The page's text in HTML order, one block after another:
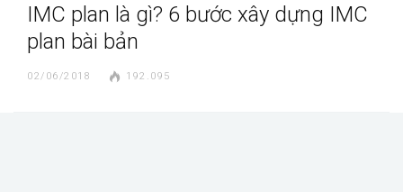
IMC plan là gì? 6 bước xây dựng IMC
plan bài bản
02/06/2018 192.095